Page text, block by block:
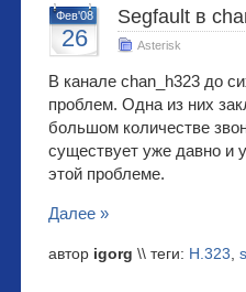
Фев'08
26
Segfault в
Asterisk
В канале chan_h323 до
проблем. Одна из них
большом количестве
существует уже давно и
этой проблеме.
Далее »
автор igorg \\ теги: H.323,